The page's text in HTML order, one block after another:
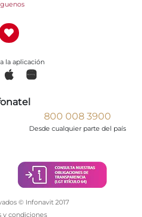
la aplicación
800 008 3900
Desde cualquier parte del país
© Infonavit 2017
y condiciones